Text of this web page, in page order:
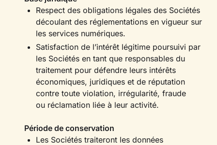
Respect des obligations légales des Sociétés
découlant des réglementations en vigueur sur
les services numériques.
Satisfaction de l’intérêt légitime poursuivi par
les Sociétés en tant que responsables du
traitement pour défendre leurs intérêts
économiques, juridiques et de réputation
contre toute violation, irrégularité, fraude
ou réclamation liée à leur activité.
Période de conservation
Les Sociétés traiteront les données